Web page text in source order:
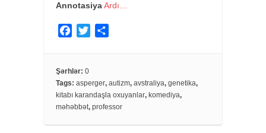
AnnotasiyaArdı…
e
b
o
o
k
t
e
r
e
Şərhlər: 0
Tags: asperger, autizm, avstraliya, genetika,
kitabı karandaşla oxuyanlar, komediya,
məhəbbət, professor